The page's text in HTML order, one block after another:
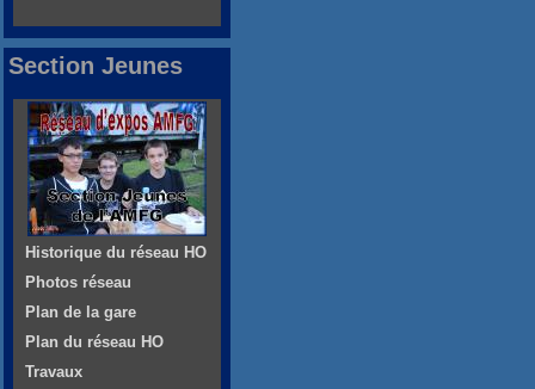
Section Jeunes
Historique du réseau HO
Photos réseau
Plan de la gare
Plan du réseau HO
Travaux